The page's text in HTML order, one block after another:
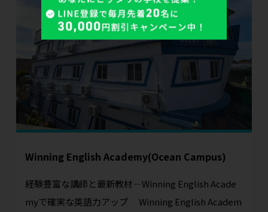
Winning English Academy(Ocean Campus)
経験豊富な講師と最新教材—Winning English Acade
myで確実な英語力アップ Winning English Academ